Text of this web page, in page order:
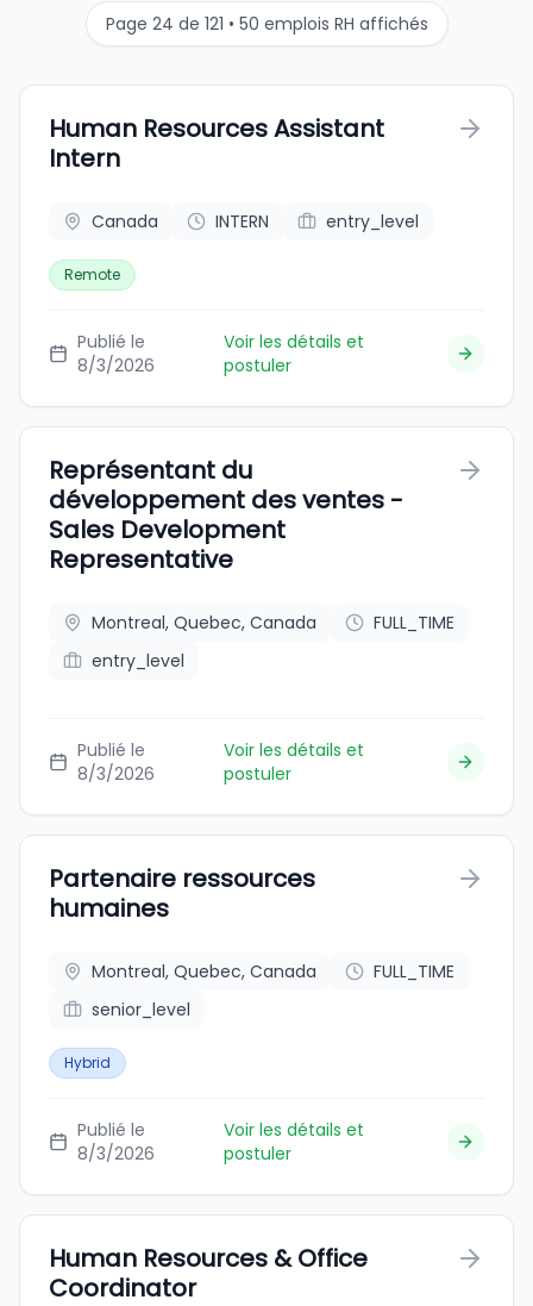
Page 24 de 121 • 50 emplois RH affichés
Human Resources Assistant
Intern
Canada INTERN entry_level
Remote
Publié le
8/3/2026
Voir les détails et
postuler
Représentant du
développement des ventes -
Sales Development
Representative
Montreal, Quebec, Canada
FULL_TIME
entry_level
Publié le
8/3/2026
Voir les détails et
postuler
Partenaire ressources
humaines
Montreal, Quebec, Canada
FULL_TIME
senior_level
Hybrid
Publié le
8/3/2026
Voir les détails et
postuler
Human Resources & Office
Coordinator